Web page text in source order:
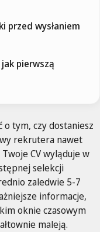
o tym, czy dostaniesz
rekrutera nawet
CV wyląduje w
selekcji
zaledwie 5-7
informacje,
oknie czasowym
maleją.
przed wysłaniem
pierwszą